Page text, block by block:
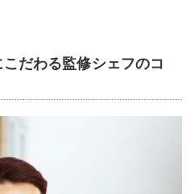
だわる監修シェフのコ